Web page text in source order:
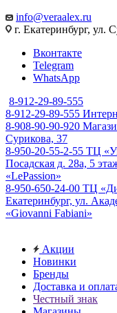
info@veraalex.ru
г. Екатеринбург, ул.
Вконтакте
Telegram
WhatsApp
8-912-29-89-555
8-912-29-89-555
8-908-90-90-920
Сурикова, 37
8-950-20-55-2-55 ТЦ
Посадская д. 28а, 5
«LePassion»
8-950-650-24-00 ТЦ
Екатеринбург, ул.
«Giovanni Fabiani»
Акции
Новинки
Бренды
Доставка и
Честный знак